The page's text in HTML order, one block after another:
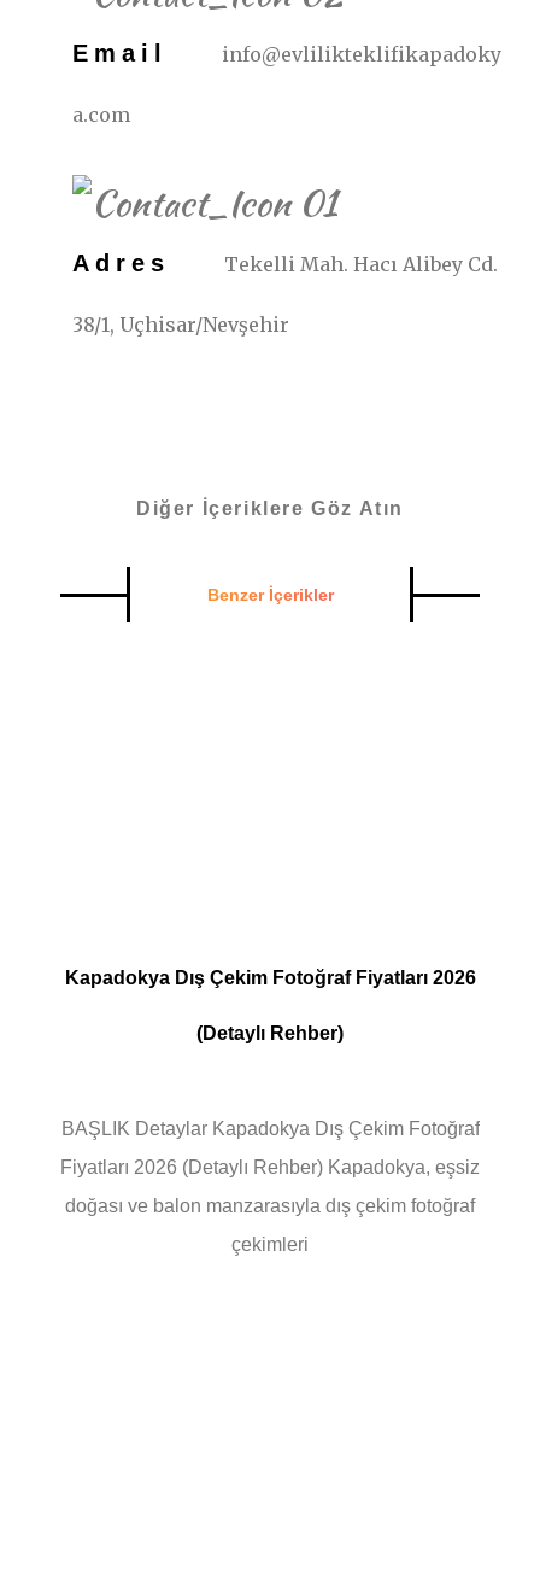
Email info@evlilikteklifikapadoky
a.com
Adres Tekelli Mah. Hacı Alibey Cd.
38/1, Uçhisar/Nevşehir
Diğer İçeriklere Göz Atın
Benzer İçerikler
Kapadokya Dış Çekim Fotoğraf Fiyatları 2026
(Detaylı Rehber)
BAŞLIK Detaylar Kapadokya Dış Çekim Fotoğraf
Fiyatları 2026 (Detaylı Rehber) Kapadokya, eşsiz
doğası ve balon manzarasıyla dış çekim fotoğraf
çekimleri